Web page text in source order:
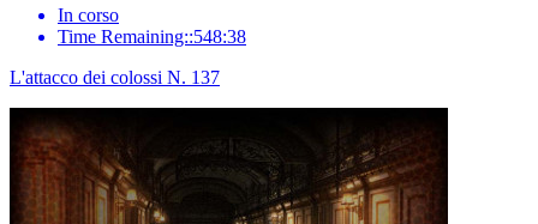
In corso
Time Remaining::548:38
L'attacco dei colossi N. 137